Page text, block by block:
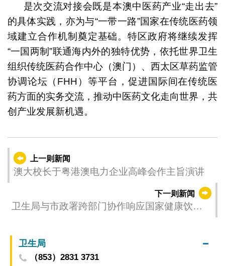
是次交流对接会既是本澳中医药产业“走出去”
的具体实践，亦为与“一带一路”国家在传统医药领
域建立合作机制奠定基础。特区政府将继续发挥
“一国两制”联通海内外的独特优势，依托世界卫生
组织传统医药合作中心（澳门）、西太区草药监管
协调论坛（FHH）等平台，促进国际间在传统医
药方面的实务交流，推动中医药文化走向世界，共
创产业发展新机遇。
上一则新闻
澳大校长于粤港澳电力企业高峰会作主旨演讲
下一则新闻
卫生局与市政署跨部门协作响应国家健康饮食
卫生局
（853）2831 3731